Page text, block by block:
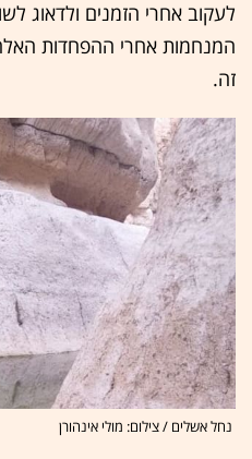
לעקוב אחרי הזמנים ולדאוג
המנחמות אחרי ההפחדות
זה.
נחל אשלים / צילום: מולי אינהורן